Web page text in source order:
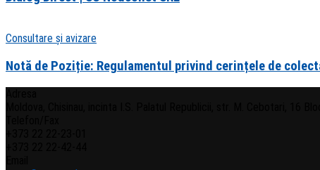
Consultare și avizare
Notă de Poziție: Regulamentul privind cerințele de